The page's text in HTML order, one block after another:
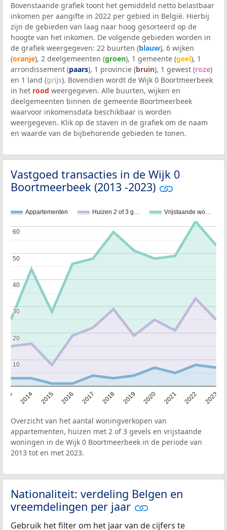
Bovenstaande grafiek toont het gemiddeld netto belastbaar
inkomen per aangifte in 2022 per gebied in België. Hierbij
zijn de gebieden van laag naar hoog gesorteerd op de
hoogte van het inkomen. De volgende gebieden worden in
de grafiek weergegeven: 22 buurten (blauw), 6 wijken
(oranje), 2 deelgemeenten (groen), 1 gemeente (geel), 1
arrondissement (paars), 1 provincie (bruin), 1 gewest (roze)
en 1 land (grijs). Bovendien wordt de Wijk 0 Boortmeerbeek
in het rood weergegeven. Alle buurten, wijken en
deelgemeenten binnen de gemeente Boortmeerbeek
waarvoor inkomensdata beschikbaar is worden
weergegeven. Klik op de staven in de grafiek om de naam
en waarde van de bijbehorende gebieden te tonen.
Vastgoed transacties in de Wijk 0
Boortmeerbeek (2013 -2023)
Appartementen Huizen 2 of 3 g… Vrijstaande wo…
2014 2015 2016 2017 2018 2019 2020 2021 2022 2023
10
10
20
20
30
30
40
40
50
50
60
60
Overzicht van het aantal woningverkopen van
appartementen, huizen met 2 of 3 gevels en vrijstaande
woningen in de Wijk 0 Boortmeerbeek in de periode van
2013 tot en met 2023.
Nationaliteit: verdeling Belgen en
vreemdelingen per jaar
Gebruik het filter om het jaar van de cijfers te